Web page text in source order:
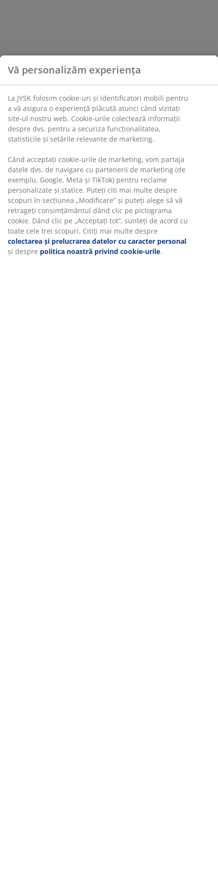
Vă personalizăm experiența
La JYSK folosim cookie-uri și identificatori mobili pentru
a vă asigura o experiență plăcută atunci când vizitați
site-ul nostru web. Cookie-urile colectează informații
despre dvs. pentru a securiza funcționalitatea,
statisticile și setările relevante de marketing.
Când acceptați cookie-urile de marketing, vom partaja
datele dvs. de navigare cu partenerii de marketing (de
exemplu, Google, Meta și TikTok) pentru reclame
personalizate și statice. Puteți citi mai multe despre
scopuri în secțiunea „Modificare” și puteți alege să vă
retrageți consimțământul dând clic pe pictograma
cookie. Dând clic pe „Acceptați tot”, sunteți de acord cu
toate cele trei scopuri. Citiți mai multe despre
colectarea și prelucrarea datelor cu caracter personal
și despre politica noastră privind cookie-urile.